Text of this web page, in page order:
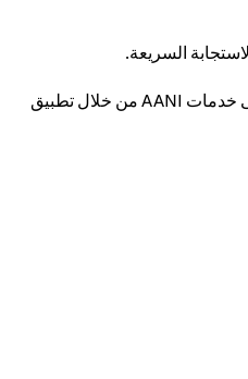
بمبادرة من البنك المركزي لدولة الإمارات العربية المتحدة، تعالج AANI المعاملات في أقل من 10 ثوانٍ، وهي متاحة على مدار الساعة طوال أيام الأسبوع. يمكنك الآن الوصول إلى خدمات AANI من خلال تطبيق